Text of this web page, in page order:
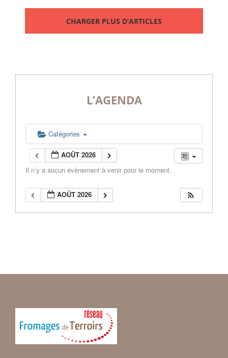
CHARGER PLUS D’ARTICLES
L’AGENDA
Catégories
AOÛT 2026
Il n’y a aucun évènement à venir pour le moment.
AOÛT 2026